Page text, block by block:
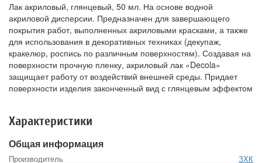
Лак акриловый, глянцевый, 50 мл. На основе водной
акриловой дисперсии. Предназначен для завершающего
покрытия работ, выполненных акриловыми красками, а также
для использования в декоративных техниках (декупаж,
кракелюр, роспись по различным поверхностям). Создавая на
поверхности прочную пленку, акриловый лак «Decola»
защищает работу от воздействий внешней среды. Придает
поверхности изделия законченный вид с глянцевым эффектом
Характеристики
Общая информация
Производитель
ЗХК